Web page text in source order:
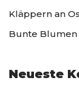
Kläppern an
Bunte
Neueste